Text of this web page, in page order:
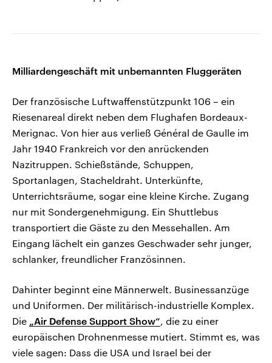
Milliardengeschäft mit unbemannten Fluggeräten
Der französische Luftwaffenstützpunkt 106 – ein
Riesenareal direkt neben dem Flughafen Bordeaux-
Merignac. Von hier aus verließ Général de Gaulle im
Jahr 1940 Frankreich vor den anrückenden
Nazitruppen. Schießstände, Schuppen,
Sportanlagen, Stacheldraht. Unterkünfte,
Unterrichtsräume, sogar eine kleine Kirche. Zugang
nur mit Sondergenehmigung. Ein Shuttlebus
transportiert die Gäste zu den Messehallen. Am
Eingang lächelt ein ganzes Geschwader sehr junger,
schlanker, freundlicher Französinnen.
Dahinter beginnt eine Männerwelt. Businessanzüge
und Uniformen. Der militärisch-industrielle Komplex.
Die „Air Defense Support Show“, die zu einer
europäischen Drohnenmesse mutiert. Stimmt es, was
viele sagen: Dass die USA und Israel bei der